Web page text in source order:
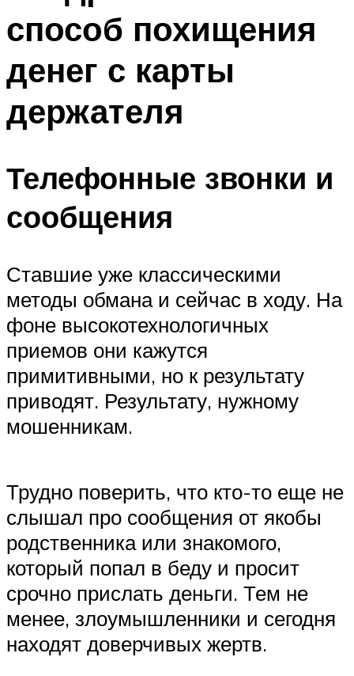
способ похищения
денег с карты
держателя
Телефонные звонки и
сообщения
Ставшие уже классическими
методы обмана и сейчас в ходу. На
фоне высокотехнологичных
приемов они кажутся
примитивными, но к результату
приводят. Результату, нужному
мошенникам.
Трудно поверить, что кто-то еще не
слышал про сообщения от якобы
родственника или знакомого,
который попал в беду и просит
срочно прислать деньги. Тем не
менее, злоумышленники и сегодня
находят доверчивых жертв.